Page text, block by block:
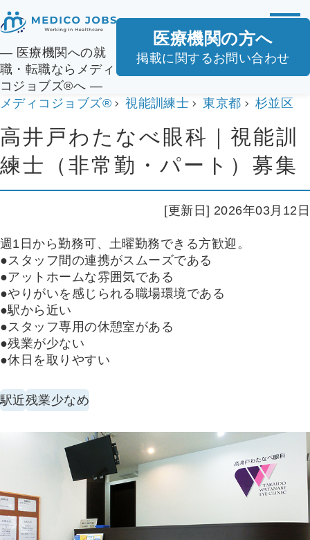
― 医療機関への就
職・転職ならメディ
コジョブズ®へ ―
医療機関の方へ
掲載に関するお問い合わせ
メディコジョブズ® 視能訓練士 東京都 杉並区
高井戸わたなべ眼科｜視能訓
練士（非常勤・パート）募集
[更新日] 2026年03月12日
週1日から勤務可、土曜勤務できる方歓迎。
●スタッフ間の連携がスムーズである
●アットホームな雰囲気である
●やりがいを感じられる職場環境である
●駅から近い
●スタッフ専用の休憩室がある
●残業が少ない
●休日を取りやすい
駅近残業少なめ